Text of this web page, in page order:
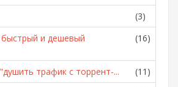
(3)
и дешевый
(16)
трафик с торрент-...
(11)